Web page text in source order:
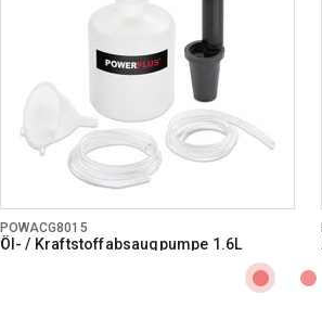
POWACG8015
Öl- / Kraftstoffabsaugpumpe 1.6L